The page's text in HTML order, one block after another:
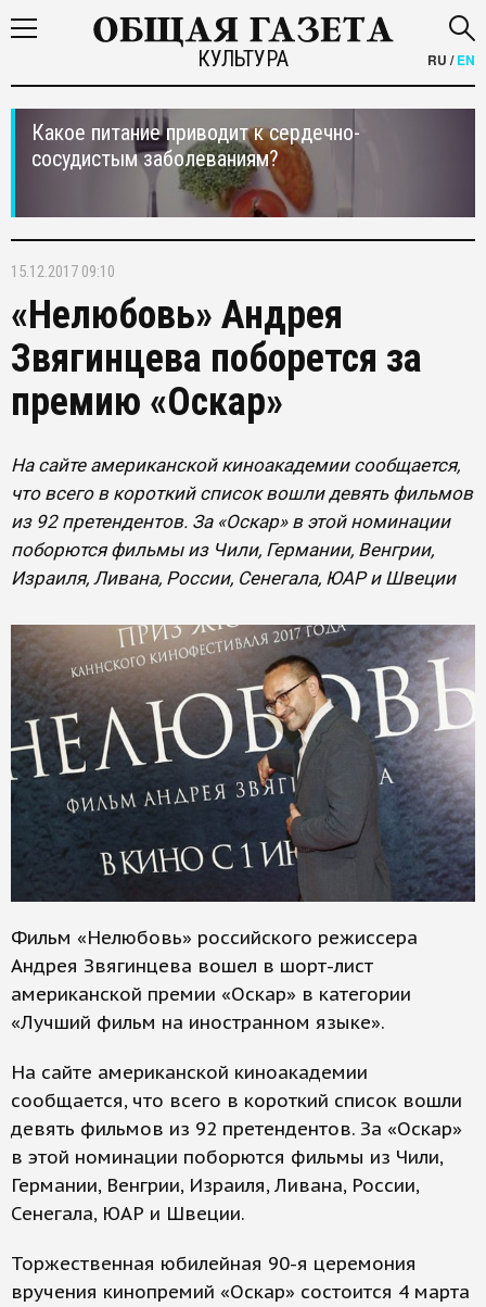
КУЛЬТУРА RU /EN
Какое питание приводит к сердечно-
сосудистым заболеваниям?
15.12.2017 09:10
«Нелюбовь» Андрея
Звягинцева поборется за
премию «Оскар»
На сайте американской киноакадемии сообщается,
что всего в короткий список вошли девять фильмов
из 92 претендентов. За «Оскар» в этой номинации
поборются фильмы из Чили, Германии, Венгрии,
Израиля, Ливана, России, Сенегала, ЮАР и Швеции
Фильм «Нелюбовь» российского режиссера
Андрея Звягинцева вошел в шорт-лист
американской премии «Оскар» в категории
«Лучший фильм на иностранном языке».
На сайте американской киноакадемии
сообщается, что всего в короткий список вошли
девять фильмов из 92 претендентов. За «Оскар»
в этой номинации поборются фильмы из Чили,
Германии, Венгрии, Израиля, Ливана, России,
Сенегала, ЮАР и Швеции.
Торжественная юбилейная 90-я церемония
вручения кинопремий «Оскар» состоится 4 марта